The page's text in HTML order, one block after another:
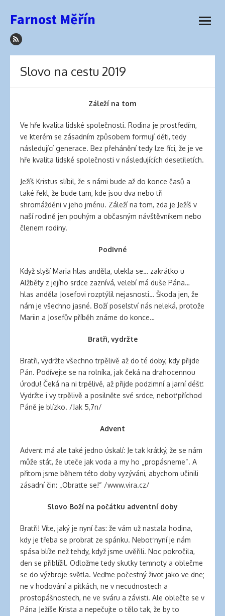
with
lingerie
product
classic
length
clothes
fuentes
clothing
na
Farnost Měřín
otevřít
Slovo na cestu 2019
Záleží na tom
Ve hře kvalita lidské společnosti. Rodina je prostředím,
ve kterém se zásadním způsobem formují děti, tedy
následující generace. Bez přehánění tedy lze říci, že je ve
hře kvalita lidské společnosti v následujících desetiletích.
Ježíš Kristus slíbil, že s námi bude až do konce časů a
také řekl, že bude tam, kde jsou dva nebo tři
shromážděni v jeho jménu. Záleží na tom, zda je Ježíš v
naší rodině jen pouhým a občasným návštěvníkem nebo
členem rodiny.
Podivné
Když slyší Maria hlas anděla, ulekla se… zakrátko u
Alžběty z jejího srdce zaznívá, velebí má duše Pána…
hlas anděla Josefovi rozptýlil nejasnosti… Škoda jen, že
nám je všechno jasné. Boží poselství nás neleká, protože
Mariin a Josefův příběh známe do konce…
Bratři, vydržte
Bratři, vydržte všechno trpělivě až do té doby, kdy přijde
Pán. Podívejte se na rolníka, jak čeká na drahocennou
úrodu! Čeká na ni trpělivě, až přijde podzimní a jarní déšť.
Vydržte i vy trpělivě a posilněte své srdce, neboť příchod
Páně je blízko. /Jak 5,7n/
Advent
Advent má ale také jedno úskalí: Je tak krátký, že se nám
může stát, že uteče jak voda a my ho „propásneme“. A
přitom jsme během této doby vyzýváni, abychom učinili
zásadní čin: „Obraťte se!“ /www.vira.cz/
Slovo Boží na počátku adventní doby
Bratři! Víte, jaký je nyní čas: že vám už nastala hodina,
kdy je třeba se probrat ze spánku. Neboť nyní je nám
spása blíže než tehdy, když jsme uvěřili. Noc pokročila,
den se přiblížil. Odložme tedy skutky temnoty a oblečme
se do výzbroje světla. Veďme počestný život jako ve dne;
ne v hodování a pitkách, ne v necudnostech a
prostopášnostech, ne ve sváru a závisti. Ale oblečte se v
Pána Ježíše Krista a nepečujte o tělo tak, že by to